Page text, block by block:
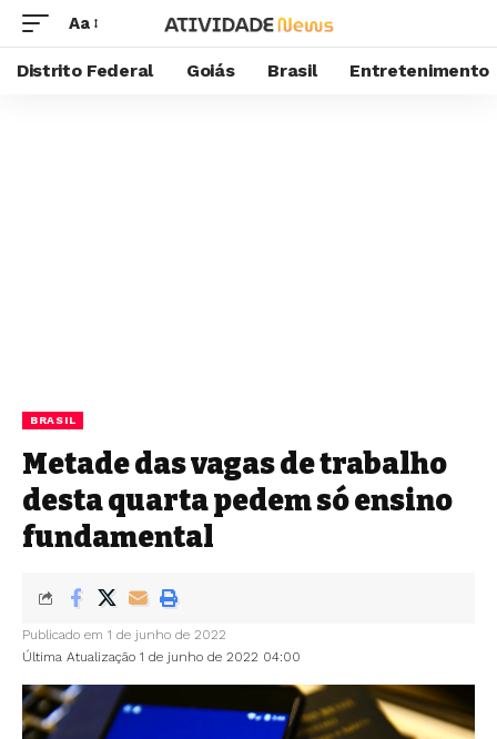
Aa
Distrito Federal Goiás Brasil Entretenimento
BRASIL
Metade das vagas de trabalho
desta quarta pedem só ensino
fundamental
Última Atualização 1 de junho de 2022 04:00
Publicado em 1 de junho de 2022